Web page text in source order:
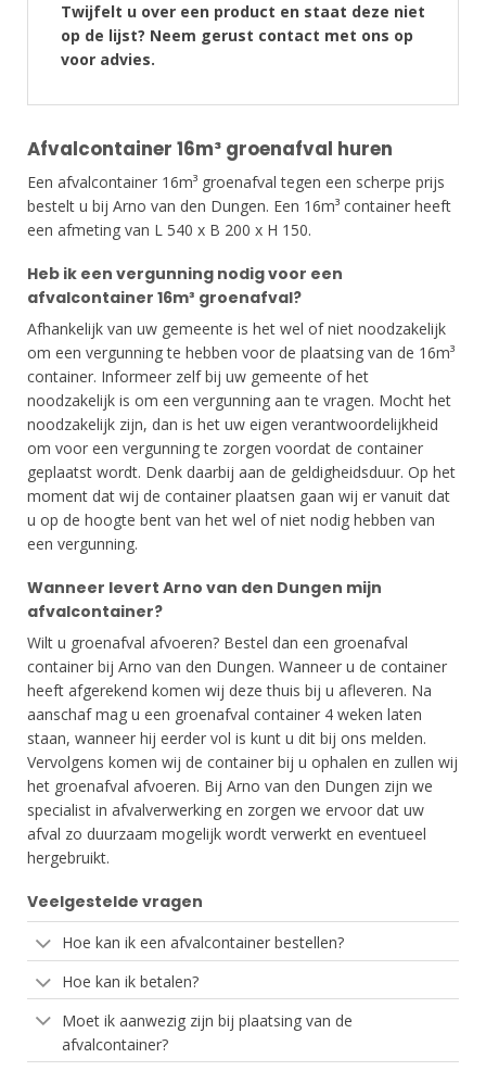
Twijfelt u over een product en staat deze niet
op de lijst? Neem gerust contact met ons op
voor advies.
Afvalcontainer 16m³ groenafval huren
Een afvalcontainer 16m³ groenafval tegen een scherpe prijs
bestelt u bij Arno van den Dungen. Een 16m³ container heeft
een afmeting van L 540 x B 200 x H 150.
Heb ik een vergunning nodig voor een
afvalcontainer 16m³ groenafval?
Afhankelijk van uw gemeente is het wel of niet noodzakelijk
om een vergunning te hebben voor de plaatsing van de 16m³
container. Informeer zelf bij uw gemeente of het
noodzakelijk is om een vergunning aan te vragen. Mocht het
noodzakelijk zijn, dan is het uw eigen verantwoordelijkheid
om voor een vergunning te zorgen voordat de container
geplaatst wordt. Denk daarbij aan de geldigheidsduur. Op het
moment dat wij de container plaatsen gaan wij er vanuit dat
u op de hoogte bent van het wel of niet nodig hebben van
een vergunning.
Wanneer levert Arno van den Dungen mijn
afvalcontainer?
Wilt u groenafval afvoeren? Bestel dan een groenafval
container bij Arno van den Dungen. Wanneer u de container
heeft afgerekend komen wij deze thuis bij u afleveren. Na
aanschaf mag u een groenafval container 4 weken laten
staan, wanneer hij eerder vol is kunt u dit bij ons melden.
Vervolgens komen wij de container bij u ophalen en zullen wij
het groenafval afvoeren. Bij Arno van den Dungen zijn we
specialist in afvalverwerking en zorgen we ervoor dat uw
afval zo duurzaam mogelijk wordt verwerkt en eventueel
hergebruikt.
Veelgestelde vragen
Hoe kan ik een afvalcontainer bestellen?
Hoe kan ik betalen?
Moet ik aanwezig zijn bij plaatsing van de
afvalcontainer?